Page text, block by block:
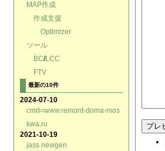
MAP作成
作成支援
Optimizer
ツール
BC/LCC
FTV
最新の10件
2024-07-10
cmd=www.remont-doma-mos
kwa.ru
2021-10-19
jass newgen